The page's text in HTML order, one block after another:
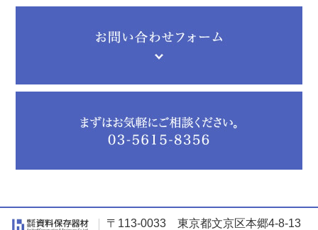
〒113-0033 東京都文京区本郷4-8-13